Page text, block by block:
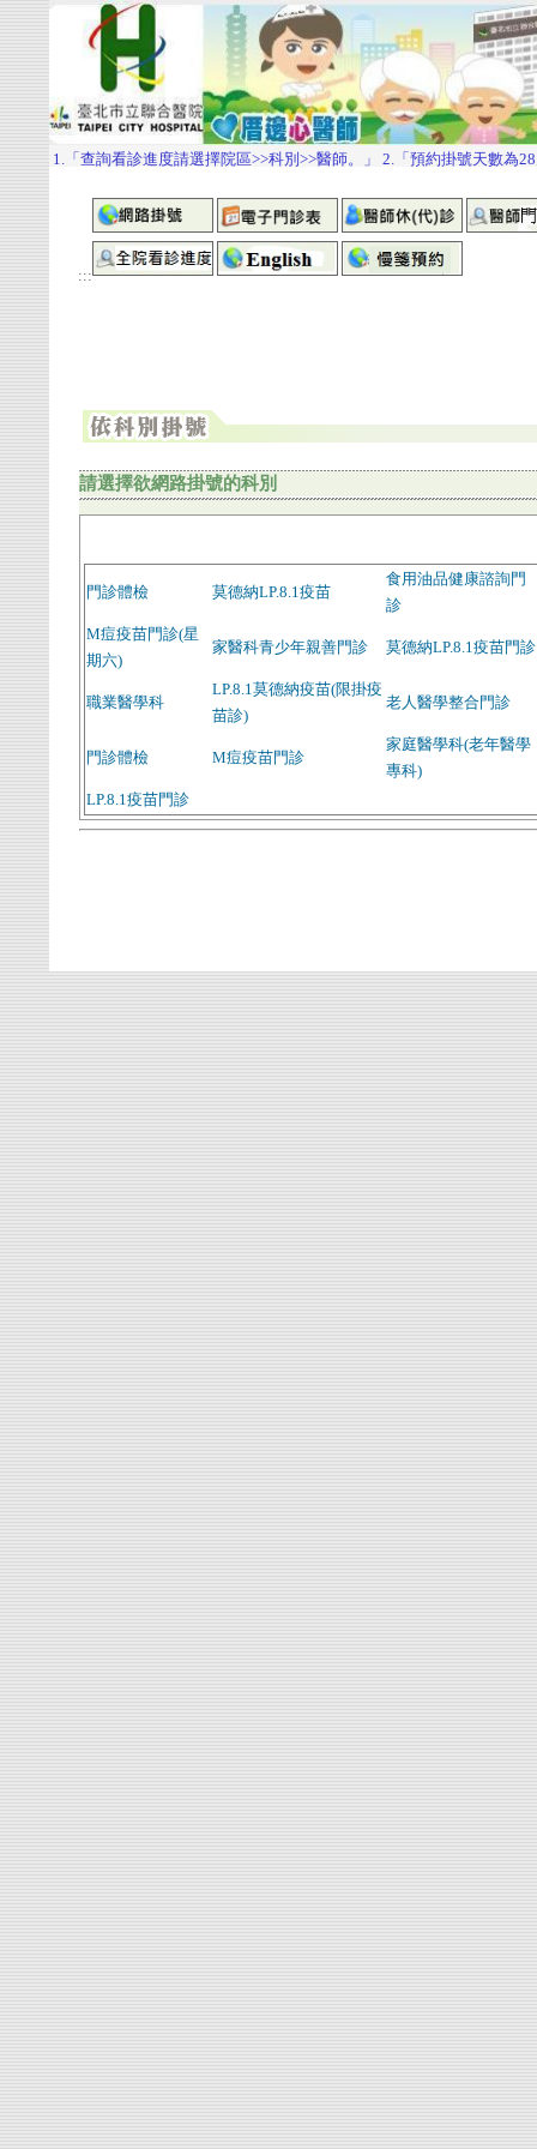
:::
請選擇欲網路掛號的科別
門診體檢 莫德納LP.8.1疫苗
食用油品健康諮詢門
診
M痘疫苗門診(星
期六)
家醫科青少年親善門診 莫德納LP.8.1疫苗門診
職業醫學科
LP.8.1莫德納疫苗(限掛疫
苗診)
老人醫學整合門診
門診體檢 M痘疫苗門診
家庭醫學科(老年醫學
專科)
LP.8.1疫苗門診